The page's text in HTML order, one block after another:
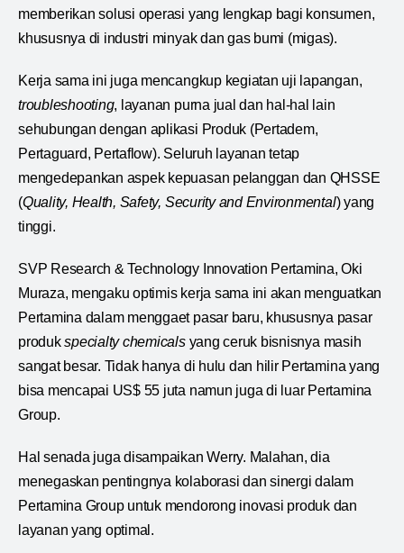
memberikan solusi operasi yang lengkap bagi konsumen,
khususnya di industri minyak dan gas bumi (migas).
Kerja sama ini juga mencangkup kegiatan uji lapangan,
troubleshooting, layanan purna jual dan hal-hal lain
sehubungan dengan aplikasi Produk (Pertadem,
Pertaguard, Pertaflow). Seluruh layanan tetap
mengedepankan aspek kepuasan pelanggan dan QHSSE
(Quality, Health, Safety, Security and Environmental) yang
tinggi.
SVP Research & Technology Innovation Pertamina, Oki
Muraza, mengaku optimis kerja sama ini akan menguatkan
Pertamina dalam menggaet pasar baru, khususnya pasar
produkspecialty chemicalsyang ceruk bisnisnya masih
sangat besar. Tidak hanya di hulu dan hilir Pertamina yang
bisa mencapai US$ 55 juta namun juga di luar Pertamina
Group.
Hal senada juga disampaikan Werry. Malahan, dia
menegaskan pentingnya kolaborasi dan sinergi dalam
Pertamina Group untuk mendorong inovasi produk dan
layanan yang optimal.